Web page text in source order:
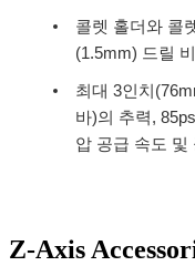
콜렛 홀더와 콜
(1.5mm) 드릴
최대 3인치
바)의 추력,
압 공급 속도 및
Z-Axis